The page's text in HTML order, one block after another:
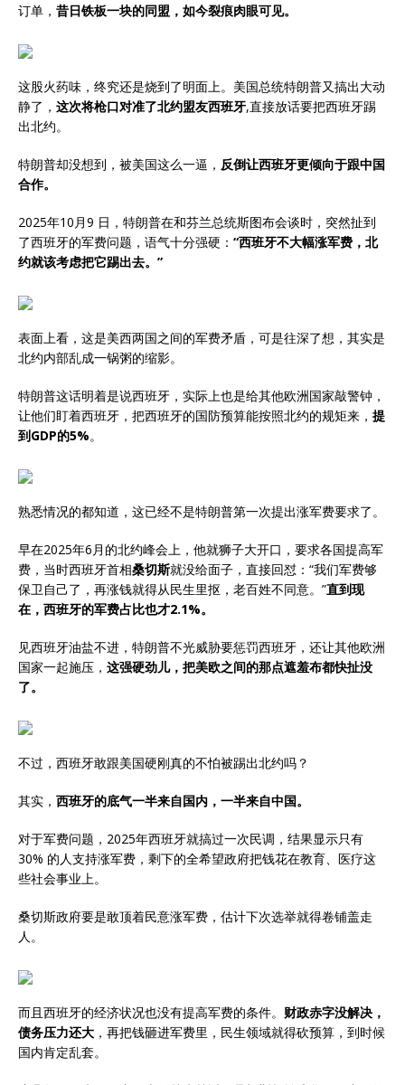
订单， 昔日铁板一块的同盟，如今裂痕肉眼可见。
这股火药味，终究还是烧到了明面上。美国总统特朗普又搞出大动
静了， 这次将枪口对准了北约盟友西班牙,直接放话要把西班牙踢
出北约。
特朗普却没想到，被美国这么一逼， 反倒让西班牙更倾向于跟中国
合作。
2025年10月9 日，特朗普在和芬兰总统斯图布会谈时，突然扯到
了西班牙的军费问题，语气十分强硬： “西班牙不大幅涨军费，北
约就该考虑把它踢出去。”
表面上看，这是美西两国之间的军费矛盾，可是往深了想，其实是
北约内部乱成一锅粥的缩影。
特朗普这话明着是说西班牙，实际上也是给其他欧洲国家敲警钟，
让他们盯着西班牙，把西班牙的国防预算能按照北约的规矩来， 提
到GDP的5%。
熟悉情况的都知道，这已经不是特朗普第一次提出涨军费要求了。
早在2025年6月的北约峰会上，他就狮子大开口，要求各国提高军
费，当时西班牙首相桑切斯就没给面子，直接回怼：“我们军费够
保卫自己了，再涨钱就得从民生里抠，老百姓不同意。”直到现
在，西班牙的军费占比也才2.1%。
见西班牙油盐不进，特朗普不光威胁要惩罚西班牙，还让其他欧洲
国家一起施压， 这强硬劲儿，把美欧之间的那点遮羞布都快扯没
了。
不过，西班牙敢跟美国硬刚真的不怕被踢出北约吗？
其实， 西班牙的底气一半来自国内，一半来自中国。
对于军费问题，2025年西班牙就搞过一次民调，结果显示只有
30% 的人支持涨军费，剩下的全希望政府把钱花在教育、医疗这
些社会事业上。
桑切斯政府要是敢顶着民意涨军费，估计下次选举就得卷铺盖走
人。
而且西班牙的经济状况也没有提高军费的条件。 财政赤字没解决，
债务压力还大 ，再把钱砸进军费里，民生领域就得砍预算，到时候
国内肯定乱套。